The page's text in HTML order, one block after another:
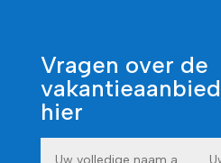
Vragen over de
hier